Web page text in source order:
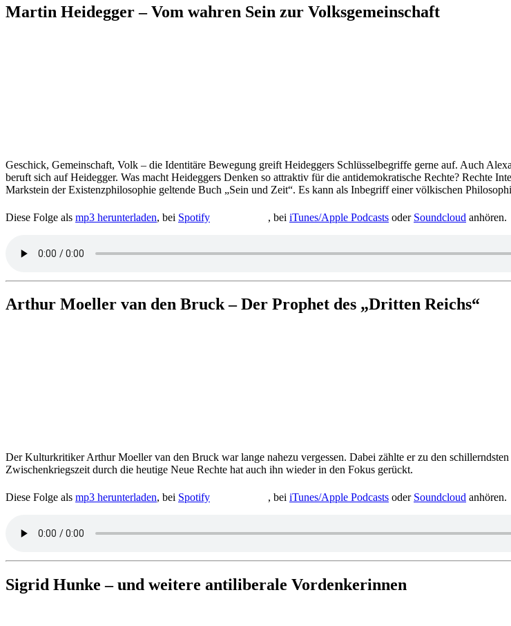
Martin Heid­eg­ger – Vom wahren Sein zur Volksgemeinschaft
Geschick, Gemein­schaft, Volk – die Iden­ti­täre Bewe­gung greift Heid­eg­gers Schlüs­sel­be­griffe gerne auf. Auch
beruft sich auf Heid­eg­ger. Was macht Heid­eg­gers Denken so attrak­tiv für die anti­de­mo­kra­ti­sche Rechte? Rechte
Mark­stein der Exis­tenz­phi­lo­so­phie gel­tende Buch „Sein und Zeit“. Es kann als Inbe­griff einer völ­ki­schen
Diese Folge als mp3 her­un­ter­la­den, bei Spotify , bei iTunes/​Apple Pod­casts oder Sound­cloud anhören.
Arthur Moeller van den Bruck – Der Prophet des „Dritten Reichs“
Der Kul­tur­kri­ti­ker Arthur Moeller van den Bruck war lange nahezu ver­ges­sen. Dabei zählte er zu den
Zwi­schen­kriegs­zeit durch die heutige Neue Rechte hat auch ihn wieder in den Fokus gerückt.
Diese Folge als mp3 her­un­ter­la­den, bei Spotify , bei iTunes/​Apple Pod­casts oder Sound­cloud anhören.
Sigrid Hunke – und weitere anti­li­be­rale Vordenkerinnen